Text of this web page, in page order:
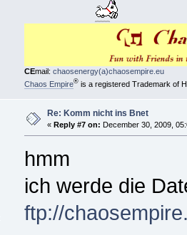
CEmail: chaosenergy(a)chaosempire.eu
Chaos Empire®is a registered Trademark of
Re: Komm nicht ins Bnet
« Reply #7 on: December 30, 2009,
hmm
ich werde die
ftp://